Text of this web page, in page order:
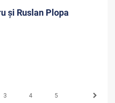
și Ruslan Plopa
3 4 5